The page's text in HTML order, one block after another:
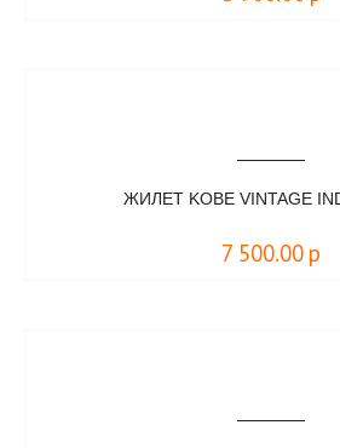
ЖИЛЕТ KOBE VINTAGE
7 500.00 р